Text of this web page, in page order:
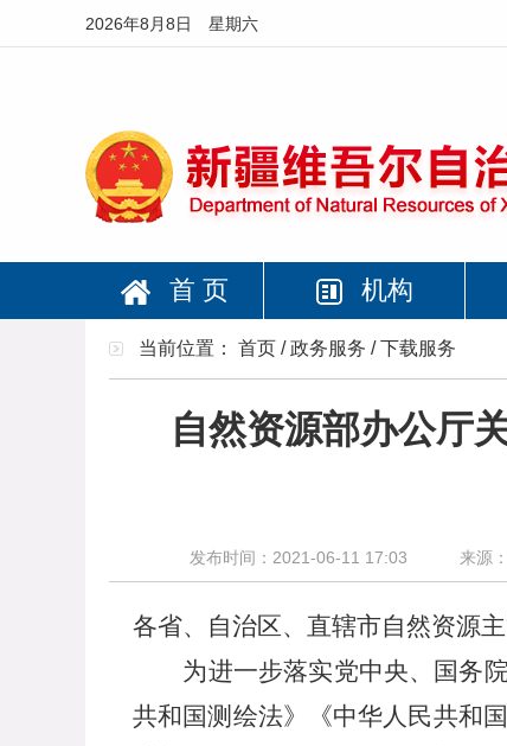
2026年8月8日 星期六
首 页 机构
当前位置： 首页 /政务服务 /下载服务
自然资源部办公厅
发布时间：2021-06-11 17:03 来源
各省、自治区、直辖市自然资源
为进一步落实党中央、国务院
共和国测绘法》《中华人民共和